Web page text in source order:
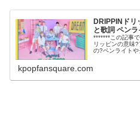
DRIPPINドリ
と歌詞 ペン
*******この記事
リッピンの意味
の?ペンライトや
kpopfansquare.com